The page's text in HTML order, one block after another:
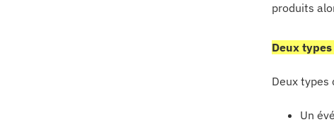
produits
Deux
Deux types
Un